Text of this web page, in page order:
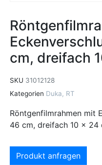
cm, dreifach
SKU 31012128
Kategorien Duka, RT
Röntgenfilmrahmen mit
46 cm, dreifach 10 x 24
Produkt anfragen